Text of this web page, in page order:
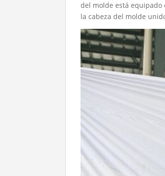
del molde está equipado
la cabeza del molde